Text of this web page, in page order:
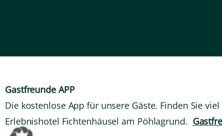
Gastfreunde APP
Die kostenlose App für unsere Gäste. Finden Sie
Erlebnishotel Fichtenhäusel am Pöhlagrund.